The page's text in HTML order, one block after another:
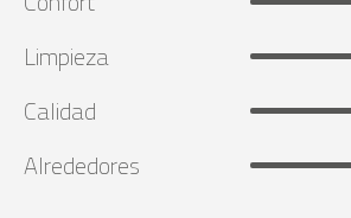
Limpieza
Calidad
Alrededores